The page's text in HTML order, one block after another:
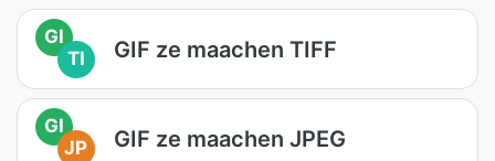
GI
TI
GIF ze maachen TIFF
GI
JP
GIF ze maachen JPEG